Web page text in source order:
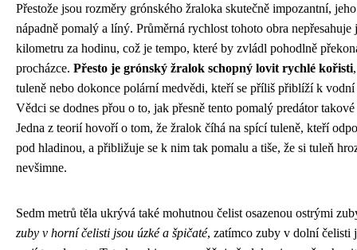
Přestože jsou rozměry grónského žraloka skutečně impozantní,
nápadně pomalý a líný. Průměrná rychlost tohoto obra nepřesahuje
kilometru za hodinu, což je tempo, které by zvládl pohodlně
procházce. Přesto je grónský žralok schopný lovit rychlé kořisti
tuleně nebo dokonce polární medvědi, kteří se příliš přiblíží k
Vědci se dodnes přou o to, jak přesně tento pomalý predátor
Jedna z teorií hovoří o tom, že žralok číhá na spící tuleně, kteří
pod hladinou, a přibližuje se k nim tak pomalu a tiše, že si tuleň
nevšimne.
Sedm metrů těla ukrývá také mohutnou čelist osazenou ostrými
zuby v horní čelisti jsou úzké a špičaté, zatímco zuby v dolní čelisti